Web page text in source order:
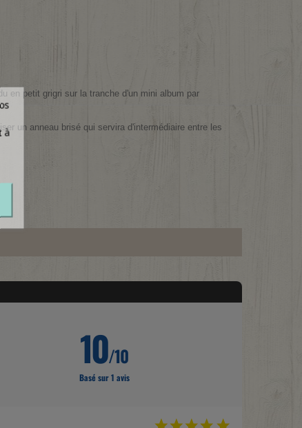
en petit grigri sur la tranche d'un mini album par
un anneau brisé qui servira d'intermédiaire entre les
10/10
Basé sur 1 avis
à